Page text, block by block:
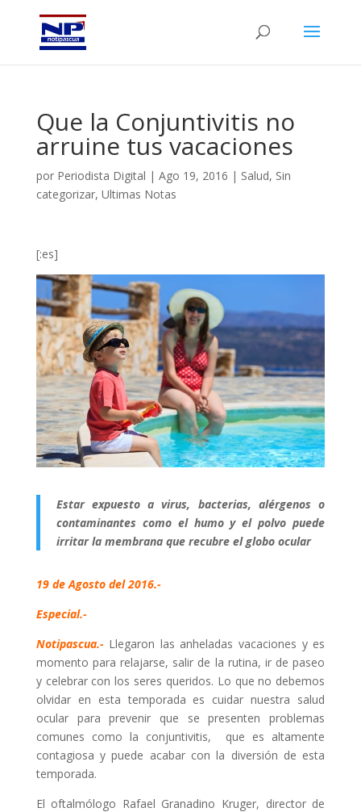
Que la Conjuntivitis no
arruine tus vacaciones
por Periodista Digital | Ago 19, 2016 | Salud, Sin
categorizar, Ultimas Notas
[:es]
Estar expuesto a virus, bacterias, alérgenos o
contaminantes como el humo y el polvo puede
irritar la membrana que recubre el globo ocular
19 de Agosto del 2016.-
Especial.-
Notipascua.-Llegaron las anheladas vacaciones y es
momento para relajarse, salir de la rutina, ir de paseo
y celebrar con los seres queridos. Lo que no debemos
olvidar en esta temporada es cuidar nuestra salud
ocular para prevenir que se presenten problemas
comunes como la conjuntivitis, que es altamente
contagiosa y puede acabar con la diversión de esta
temporada.
El oftalmólogo Rafael Granadino Kruger, director de